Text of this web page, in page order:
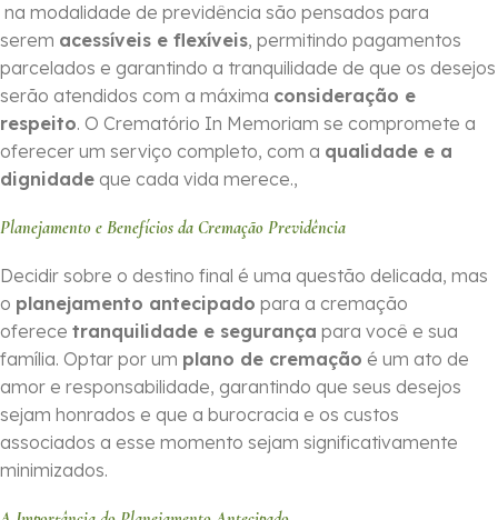
na modalidade de previdência são pensados para
serem acessíveis e flexíveis, permitindo pagamentos
parcelados e garantindo a tranquilidade de que os desejos
serão atendidos com a máxima consideração e
respeito. O Crematório In Memoriam se compromete a
oferecer um serviço completo, com a qualidade e a
dignidade que cada vida merece.,
Planejamento e Benefícios da Cremação Previdência
Decidir sobre o destino final é uma questão delicada, mas
o planejamento antecipado para a cremação
oferece tranquilidade e segurança para você e sua
família. Optar por um plano de cremação é um ato de
amor e responsabilidade, garantindo que seus desejos
sejam honrados e que a burocracia e os custos
associados a esse momento sejam significativamente
minimizados.